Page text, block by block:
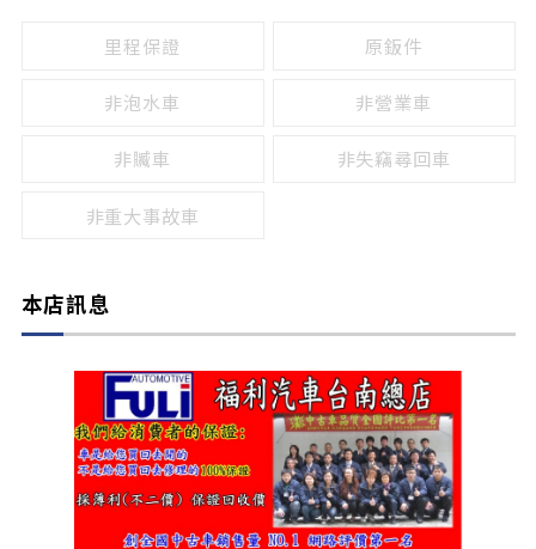
里程保證 原鈑件
非泡水車 非營業車
非贓車 非失竊尋回車
非重大事故車
本店訊息